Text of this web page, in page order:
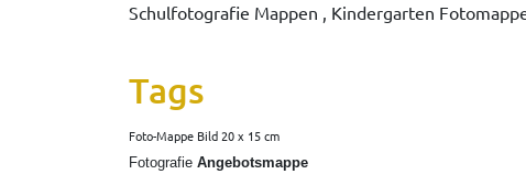
Schulfotografie Mappen , Kindergarten
Tags
Foto-Mappe Bild 20 x 15 cm
Fotografie Angebotsmappe